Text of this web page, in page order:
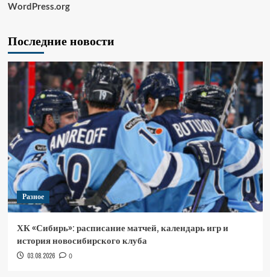
WordPress.org
Последние новости
Разное
ХК «Сибирь»: расписание матчей, календарь игр и
история новосибирского клуба
03.08.2026 0